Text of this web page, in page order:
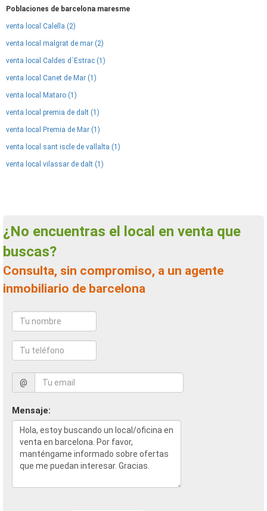
Poblaciones de barcelona maresme
venta local Calella (2)
venta local malgrat de mar (2)
venta local Caldes d´Estrac (1)
venta local Canet de Mar (1)
venta local Mataro (1)
venta local premia de dalt (1)
venta local Premia de Mar (1)
venta local sant iscle de vallalta (1)
venta local vilassar de dalt (1)
¿No encuentras el local en venta que
buscas?
Consulta, sin compromiso, a un agente
inmobiliario de barcelona
@
Mensaje: